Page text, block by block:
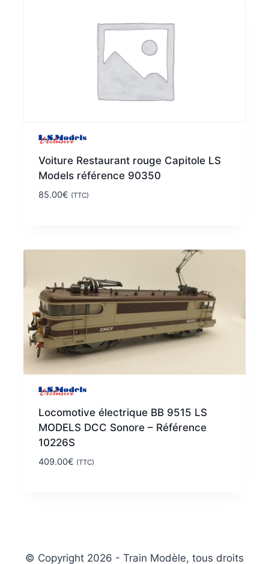
Voiture Restaurant rouge Capitole LS
Models référence 90350
85.00€ (TTC)
Locomotive électrique BB 9515 LS
MODELS DCC Sonore – Référence
10226S
409.00€ (TTC)
© Copyright 2026 - Train Modèle, tous droits